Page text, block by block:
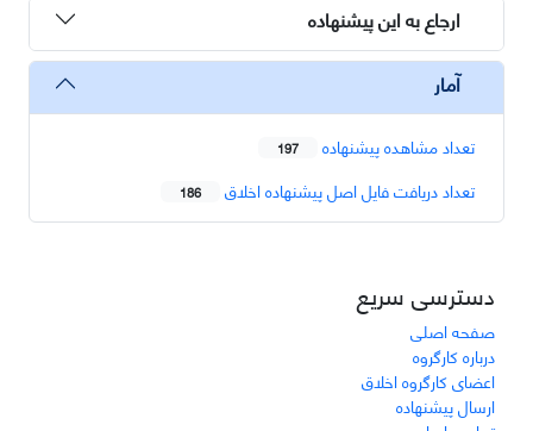
ارجاع به این پیشنهاده
آمار
تعداد مشاهده پیشنهاده 197
تعداد دریافت فایل اصل پیشنهاده اخلاق 186
دسترسی سریع
صفحه اصلی
درباره کارگروه
اعضای کارگروه اخلاق
ارسال پیشنهاده